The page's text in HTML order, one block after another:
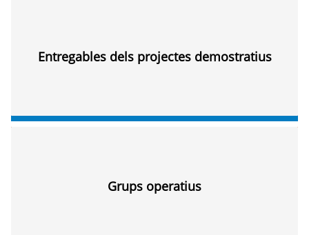
Entregables dels projectes demostratius
Grups operatius